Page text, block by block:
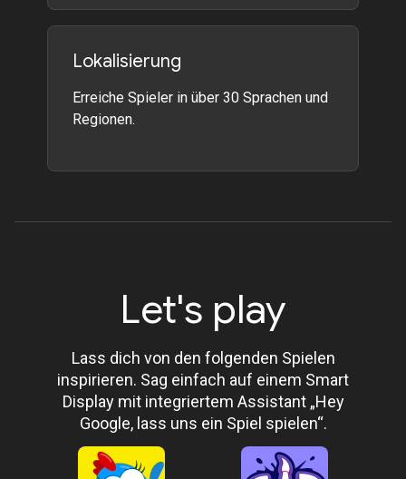
Lokalisierung
Erreiche Spieler in über 30 Sprachen und
Regionen.
Let's play
Lass dich von den folgenden Spielen
inspirieren. Sag einfach auf einem Smart
Display mit integriertem Assistant „Hey
Google, lass uns ein Spiel spielen“.